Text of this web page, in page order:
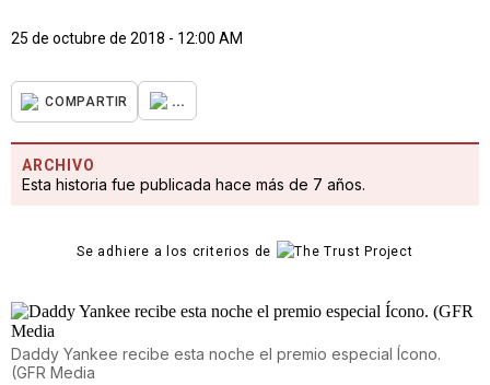
25 de octubre de 2018 - 12:00 AM
COMPARTIR ...
ARCHIVO
Esta historia fue publicada hace más de 7 años.
Se adhiere a los criterios de
Daddy Yankee recibe esta noche el premio especial Ícono.
(GFR Media